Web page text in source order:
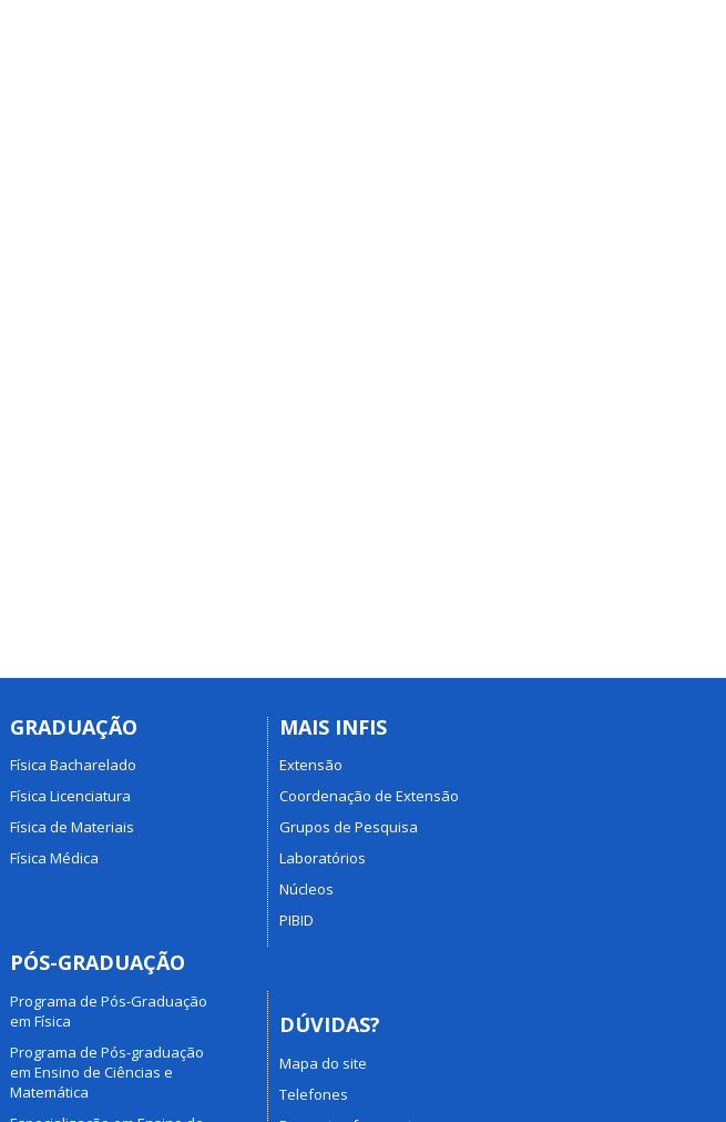
GRADUAÇÃO
Física Bacharelado
Física Licenciatura
Física de Materiais
Física Médica
PÓS-GRADUAÇÃO
Programa de Pós-Graduação
em Física
Programa de Pós-graduação
em Ensino de Ciências e
Matemática
MAIS INFIS
Extensão
Coordenação de Extensão
Grupos de Pesquisa
Laboratórios
Núcleos
PIBID
DÚVIDAS?
Mapa do site
Telefones